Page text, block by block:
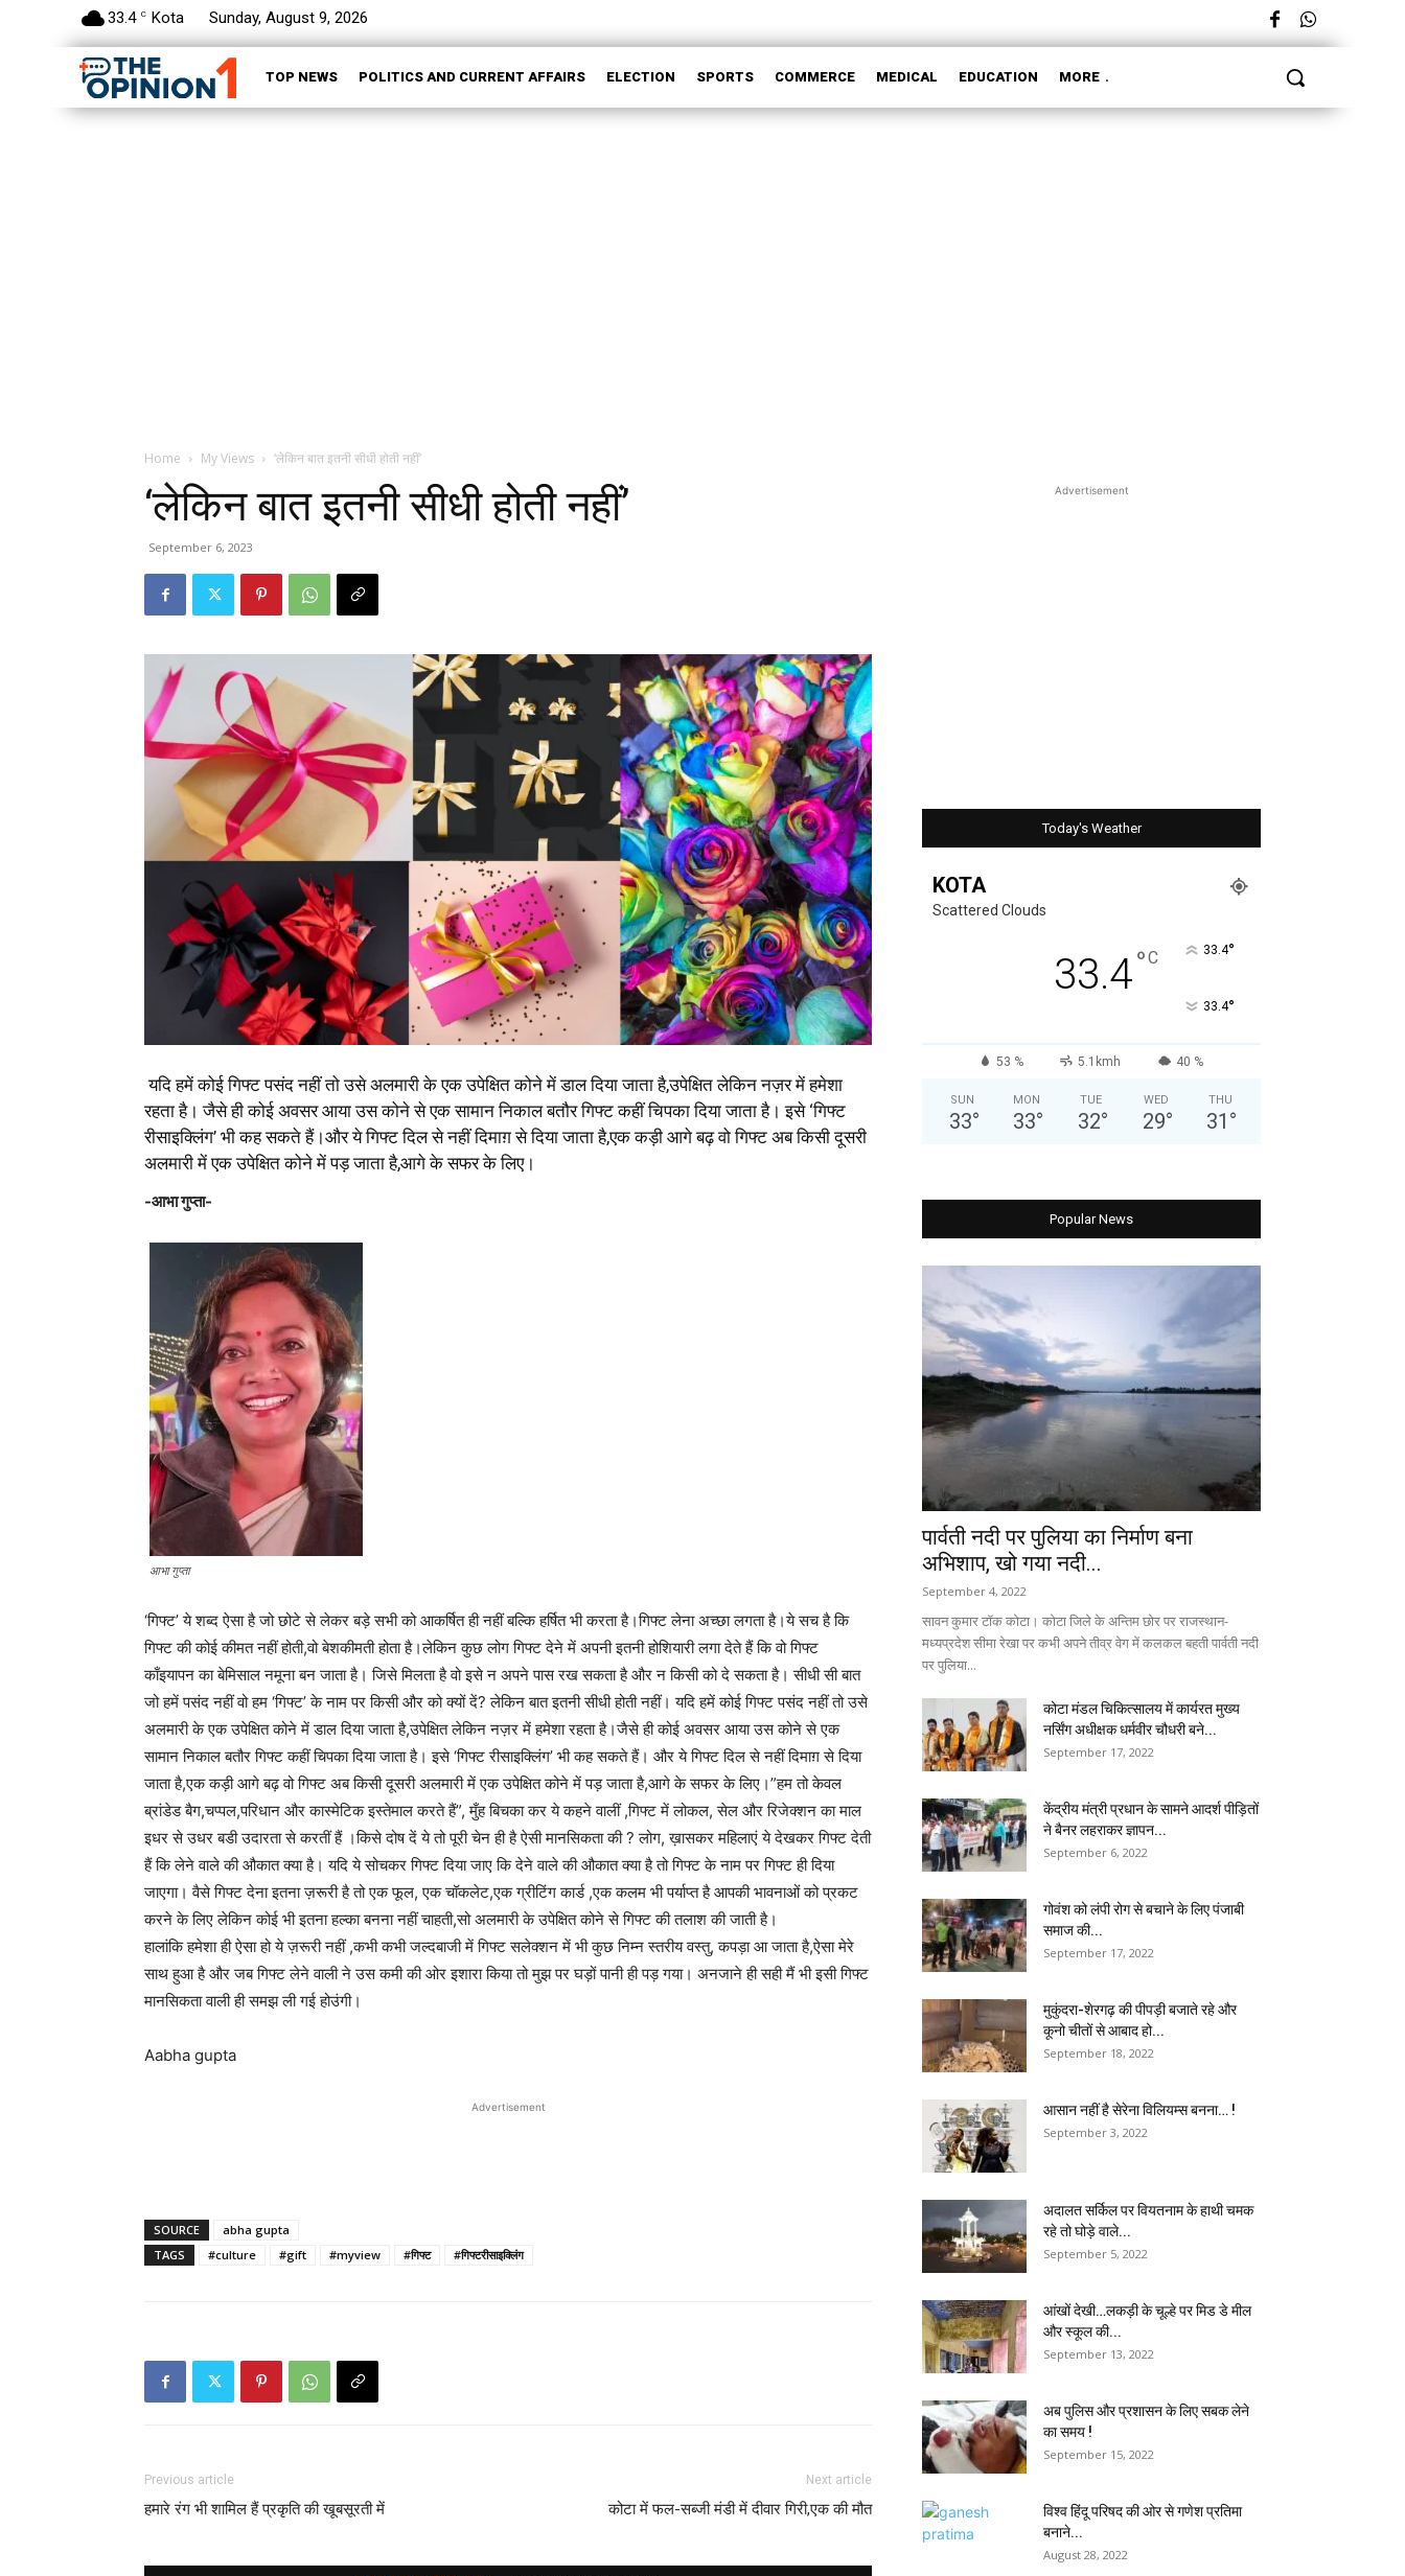
33.4 C Kota Sunday, August 9, 2026
TOP NEWS POLITICS AND CURRENT AFFAIRS ELECTION SPORTS COMMERCE MEDICAL EDUCATION MORE
Home My Views ‘लेकिन बात इतनी सीधी होती नहीं’
‘लेकिन बात इतनी सीधी होती नहीं’
September 6, 2023
यदि हमें कोई गिफ्ट पसंद नहीं तो उसे अलमारी के एक उपेक्षित कोने में डाल दिया जाता है,उपेक्षित लेकिन नज़र में हमेशा
रहता है। जैसे ही कोई अवसर आया उस कोने से एक सामान निकाल बतौर गिफ्ट कहीं चिपका दिया जाता है। इसे ‘गिफ्ट
रीसाइक्लिंग’ भी कह सकते हैं।और ये गिफ्ट दिल से नहीं दिमाग़ से दिया जाता है,एक कड़ी आगे बढ़ वो गिफ्ट अब किसी दूसरी
अलमारी में एक उपेक्षित कोने में पड़ जाता है,आगे के सफर के लिए।
-आभा गुप्ता-
आभा गुप्ता
‘गिफ्ट’ ये शब्द ऐसा है जो छोटे से लेकर बड़े सभी को आकर्षित ही नहीं बल्कि हर्षित भी करता है।गिफ्ट लेना अच्छा लगता है।ये सच है कि
गिफ्ट की कोई कीमत नहीं होती,वो बेशकीमती होता है।लेकिन कुछ लोग गिफ्ट देने में अपनी इतनी होशियारी लगा देते हैं कि वो गिफ्ट
काँइयापन का बेमिसाल नमूना बन जाता है। जिसे मिलता है वो इसे न अपने पास रख सकता है और न किसी को दे सकता है। सीधी सी बात
जो हमें पसंद नहीं वो हम ‘गिफ्ट’ के नाम पर किसी और को क्यों दें? लेकिन बात इतनी सीधी होती नहीं। यदि हमें कोई गिफ्ट पसंद नहीं तो उसे
अलमारी के एक उपेक्षित कोने में डाल दिया जाता है,उपेक्षित लेकिन नज़र में हमेशा रहता है।जैसे ही कोई अवसर आया उस कोने से एक
सामान निकाल बतौर गिफ्ट कहीं चिपका दिया जाता है। इसे ‘गिफ्ट रीसाइक्लिंग’ भी कह सकते हैं। और ये गिफ्ट दिल से नहीं दिमाग़ से दिया
जाता है,एक कड़ी आगे बढ़ वो गिफ्ट अब किसी दूसरी अलमारी में एक उपेक्षित कोने में पड़ जाता है,आगे के सफर के लिए।”हम तो केवल
ब्रांडेड बैग,चप्पल,परिधान और कास्मेटिक इस्तेमाल करते हैं”, मुँह बिचका कर ये कहने वालीं ,गिफ्ट में लोकल, सेल और रिजेक्शन का माल
इधर से उधर बडी उदारता से करतीं हैं ।किसे दोष दें ये तो पूरी चेन ही है ऐसी मानसिकता की ? लोग, ख़ासकर महिलाएं ये देखकर गिफ्ट देती
हैं कि लेने वाले की औकात क्या है। यदि ये सोचकर गिफ्ट दिया जाए कि देने वाले की औकात क्या है तो गिफ्ट के नाम पर गिफ्ट ही दिया
जाएगा। वैसे गिफ्ट देना इतना ज़रूरी है तो एक फूल, एक चॉकलेट,एक ग्रीटिंग कार्ड ,एक कलम भी पर्याप्त है आपकी भावनाओं को प्रकट
करने के लिए लेकिन कोई भी इतना हल्का बनना नहीं चाहती,सो अलमारी के उपेक्षित कोने से गिफ्ट की तलाश की जाती है।
हालांकि हमेशा ही ऐसा हो ये ज़रूरी नहीं ,कभी कभी जल्दबाजी में गिफ्ट सलेक्शन में भी कुछ निम्न स्तरीय वस्तु, कपड़ा आ जाता है,ऐसा मेरे
साथ हुआ है और जब गिफ्ट लेने वाली ने उस कमी की ओर इशारा किया तो मुझ पर घड़ों पानी ही पड़ गया। अनजाने ही सही मैं भी इसी गिफ्ट
मानसिकता वाली ही समझ ली गई होउंगी।
Aabha gupta
Advertisement
SOURCE
abha gupta
TAGS
#culture #gift #myview #गिफ्ट #गिफ्टरीसाइक्लिंग
Previous article
हमारे रंग भी शामिल हैं प्रकृति की खूबसूरती में
Next article
कोटा में फल-सब्जी मंडी में दीवार गिरी,एक की मौत
Advertisement
Today's Weather
KOTA
Scattered Clouds
33.4°C 33.4°
33.4°
53 % 5.1kmh 40 %
SUN
33°
MON
33°
TUE
32°
WED
29°
THU
31 °
Popular News
पार्वती नदी पर पुलिया का निर्माण बना
अभिशाप, खो गया नदी...
September 4, 2022
सावन कुमार टॉक कोटा। कोटा जिले के अन्तिम छोर पर राजस्थान-
मध्यप्रदेश सीमा रेखा पर कभी अपने तीव्र वेग में कलकल बहती पार्वती नदी
पर पुलिया...
कोटा मंडल चिकित्सालय में कार्यरत मुख्य
नर्सिंग अधीक्षक धर्मवीर चौधरी बने...
September 17, 2022
केंद्रीय मंत्री प्रधान के सामने आदर्श पीड़ितों
ने बैनर लहराकर ज्ञापन...
September 6, 2022
गोवंश को लंपी रोग से बचाने के लिए पंजाबी
समाज की...
September 17, 2022
मुकुंदरा-शेरगढ़ की पीपड़ी बजाते रहे और
कूनो चीतों से आबाद हो...
September 18, 2022
आसान नहीं है सेरेना विलियम्स बनना… !
September 3, 2022
अदालत सर्किल पर वियतनाम के हाथी चमक
रहे तो घोड़े वाले...
September 5, 2022
आंखों देखी…लकड़ी के चूल्हे पर मिड डे मील
और स्कूल की...
September 13, 2022
अब पुलिस और प्रशासन के लिए सबक लेने
का समय !
September 15, 2022
विश्व हिंदू परिषद की ओर से गणेश प्रतिमा
बनाने...
August 28, 2022